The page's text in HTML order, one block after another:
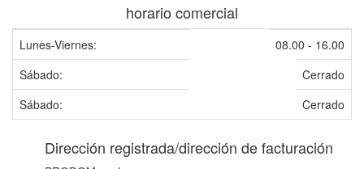
horario comercial
Lunes-Viernes:
08.00 - 16.00
Sábado:
Cerrado
Sábado:
Cerrado
Dirección registrada/dirección de facturación